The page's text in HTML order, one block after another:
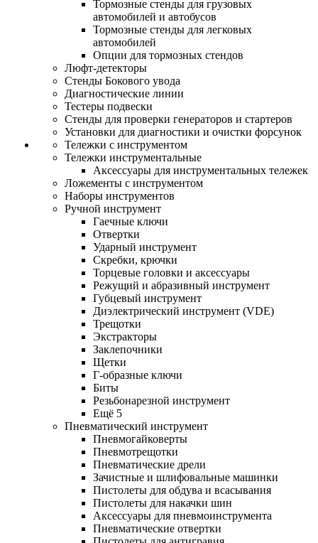
Тормозные стенды для грузовых
автомобилей и автобусов
Тормозные стенды для легковых
автомобилей
Опции для тормозных стендов
Люфт-детекторы
Стенды Бокового увода
Диагностические линии
Тестеры подвески
Стенды для проверки генераторов и стартеров
Установки для диагностики и очистки форсунок
Тележки с инструментом
Тележки инструментальные
Аксессуары для инструментальных тележек
Ложементы с инструментом
Наборы инструментов
Ручной инструмент
Гаечные ключи
Отвертки
Ударный инструмент
Скребки, крючки
Торцевые головки и аксессуары
Режущий и абразивный инструмент
Губцевый инструмент
Диэлектрический инструмент (VDE)
Трещотки
Экстракторы
Заклепочники
Щетки
Г-образные ключи
Биты
Резьбонарезной инструмент
Ещё 5
Пневматический инструмент
Пневмогайковерты
Пневмотрещотки
Пневматические дрели
Зачистные и шлифовальные машинки
Пистолеты для обдува и всасывания
Пистолеты для накачки шин
Аксессуары для пневмоинструмента
Пневматические отвертки